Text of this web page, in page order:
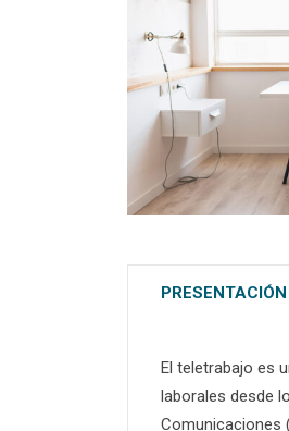
PRESENTACIÓN
El teletrabajo es
laborales desde
Comunicaciones